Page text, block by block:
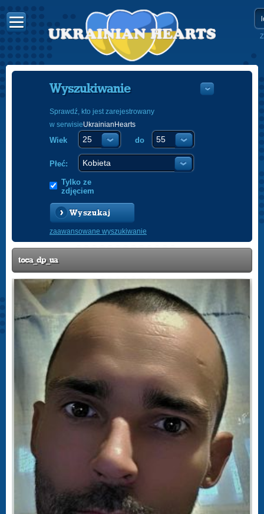
Wyszukiwanie
Sprawdź, kto jest zarejestrowany
w serwisieUkrainianHearts
Wiek do
Płeć:
Tylko ze
zdjęciem
Wyszukaj
zaawansowane wyszukiwanie
toca_dp_ua